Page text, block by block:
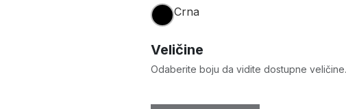
Crna
Veličine
Odaberite boju da vidite dostupne veličine.